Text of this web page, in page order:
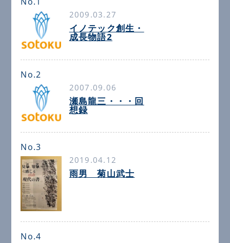
2009.03.27
イノテック創生・
成長物語2
No.2
2007.09.06
瀬島龍三・・・回
想録
No.3
2019.04.12
雨男 菊山武士
No.4